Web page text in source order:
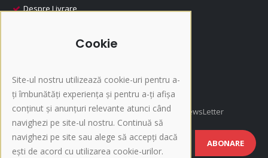
Cookie
Site-ul nostru utilizează cookie-uri pentru a-
ți îmbunătăți experiența și pentru a-ți afișa
conținut și anunțuri relevante atunci când
navighezi pe site-ul nostru. Continuă să
navighezi pe site sau alege să accepți dacă
ești de acord cu utilizarea cookie-urilor.
Despre Livrare
Inscriere NewsLetter
Afla cele mai noi oferte si promotii, Inscrie-te la NewsLetter
ABONARE